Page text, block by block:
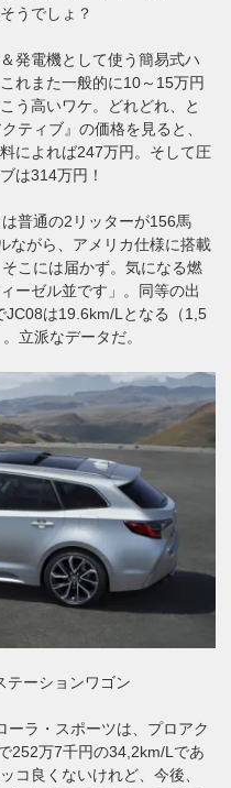
うでしょ？
発電機として使う簡易式ハ
れまた一般的に10～15万円
う高いワケ。どれどれ、と
ティブ』の価格を見ると、
によれば247万円。そして圧
は314万円！
普通の2リッターが156馬
ながら、アメリカ仕様に搭載
こには届かず。気になる燃
ーゼル並です」。同等の出
JC08は19.6km/Lとなる（1,5
立派なデータだ。
テーションワゴン
ーラ・スポーツは、プロアク
252万7千円の34,2km/Lであ
コ良くないけれど、今後、